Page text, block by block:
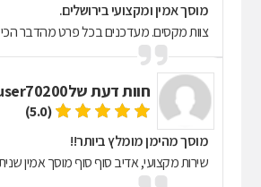
מוסך אמין ומקצועי בירושלים.
צוות מקסים. מעדכנים בכל פרט מהדבר הכי
חוות דעת של
(5.0)
מוסך מהימן מומלץ ביותר!!
שירות מקצועי, אדיב סוף סוף מוסך אמין